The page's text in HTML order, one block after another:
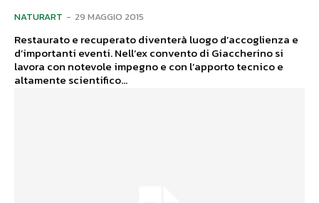
NATURART - 29 MAGGIO 2015
Restaurato e recuperato diventerà luogo d’accoglienza e
d’importanti eventi. Nell’ex convento di Giaccherino si
lavora con notevole impegno e con l’apporto tecnico e
altamente scientifico...